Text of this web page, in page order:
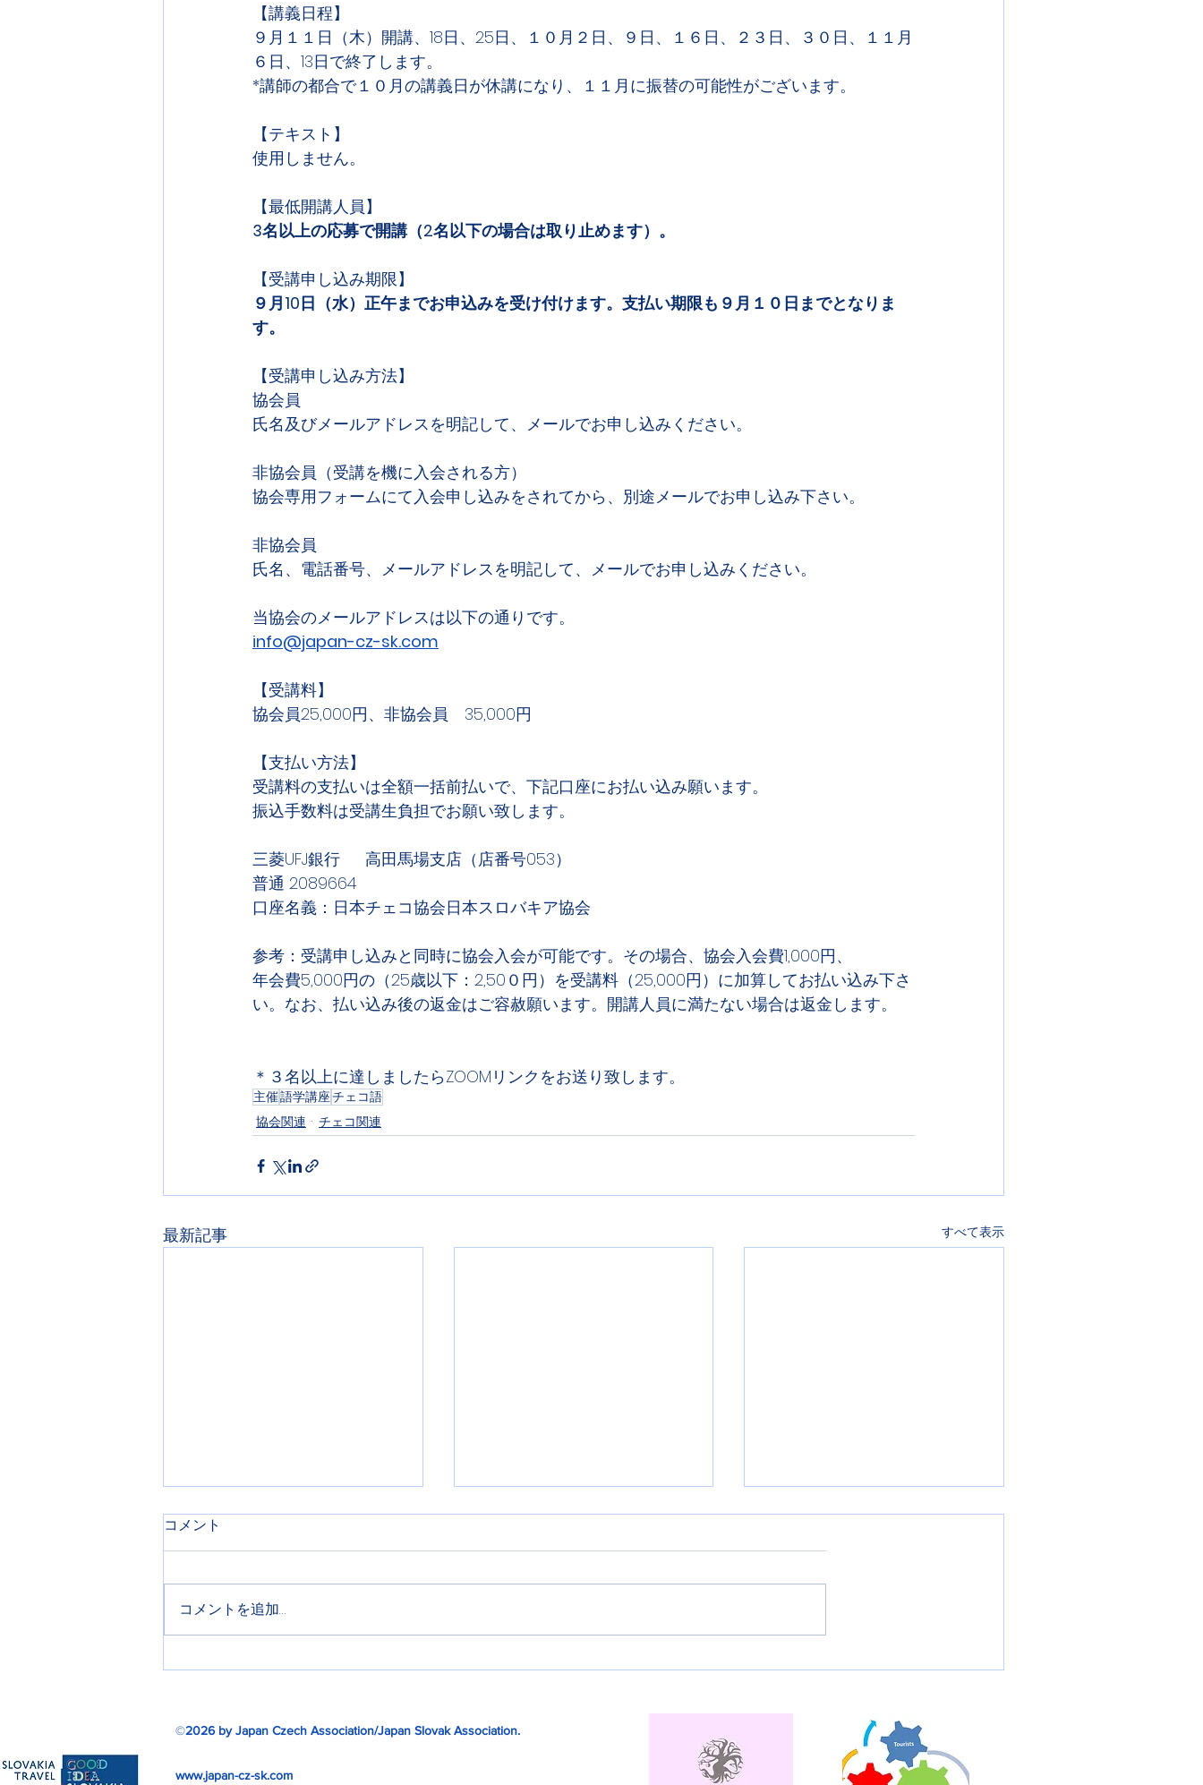
【講義日程】
９月１１日（木）開講、18日、25日、１０月２日、９日、１６日、２３日、３０日、１１月
６日、13日で終了します。
*講師の都合で１０月の講義日が休講になり、１１月に振替の可能性がございます。
【テキスト】
使用しません。
【最低開講人員】
3名以上の応募で開講（2名以下の場合は取り止めます）。
【受講申し込み期限】
９月10日（水）正午までお申込みを受け付けます。支払い期限も９月１０日までとなりま
す。
【受講申し込み方法】
協会員
氏名及びメールアドレスを明記して、メールでお申し込みください。
非協会員（受講を機に入会される方）
協会専用フォームにて入会申し込みをされてから、別途メールでお申し込み下さい。
非協会員
氏名、電話番号、メールアドレスを明記して、メールでお申し込みください。
当協会のメールアドレスは以下の通りです。
info@japan-cz-sk.com
【受講料】
協会員25,000円、非協会員　35,000円
【支払い方法】
受講料の支払いは全額一括前払いで、下記口座にお払い込み願います。
振込手数料は受講生負担でお願い致します。
三菱UFJ銀行　  高田馬場支店（店番号053）
普通 2089664
口座名義：日本チェコ協会日本スロバキア協会
参考：受講申し込みと同時に協会入会が可能です。その場合、協会入会費1,000円、
年会費5,000円の（25歳以下：2,50０円）を受講料（25,000円）に加算してお払い込み下さ
い。なお、払い込み後の返金はご容赦願います。開講人員に満たない場合は返金します。
＊３名以上に達しましたらZOOMリンクをお送り致します。
主催語学講座チェコ語
協会関連
チェコ関連
最新記事 すべて表示
ミュシャ芸術博覧会リターン
PDICデジタル チェコ語俗語
コメント
コメントを追加…
©2026 by Japan Czech Association/Japan Slovak Association.
www.japan-cz-sk.com